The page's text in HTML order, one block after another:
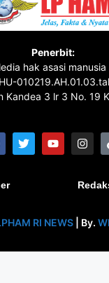
Penerbit:
hak asasi manusia
Kandea 3 lr 3 No. 19
RI NEWS| By.